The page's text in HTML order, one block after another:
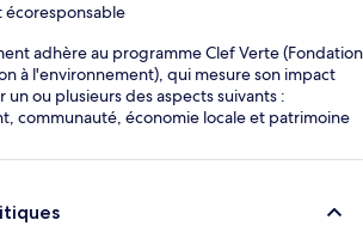
adhère au programme Clef Verte (Fondation
à l'environnement), qui mesure son impact
un ou plusieurs des aspects suivants :
communauté, économie locale et patrimoine